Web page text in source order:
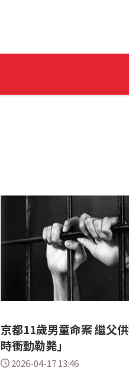
京都11歲男童命案 繼父
時衝動勒斃」
2026-04-17 13:46